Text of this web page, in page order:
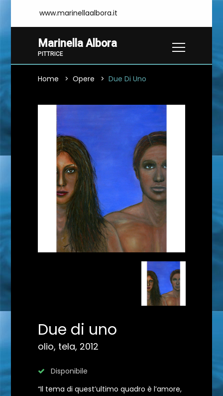
www.marinellaalbora.it
Marinella Albora
PITTRICE
Home Opere Due Di Uno
Due di uno
olio, tela, 2012
Disponibile
“Il tema di quest’ultimo quadro è l’amore,